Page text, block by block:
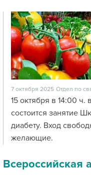
7 октября 2025 Отдел по
15 октября в 14:00 ч.
состоится занятие
диабету. Вход
желающие.
Всероссийская